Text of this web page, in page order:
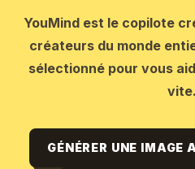
YouMind est le copilote
créateurs du monde
sélectionné pour vous
vite.
GÉNÉRER UNE IMAGE